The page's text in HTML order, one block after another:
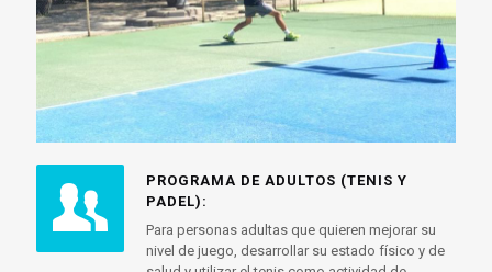
PROGRAMA DE ADULTOS (TENIS Y
PADEL):
Para personas adultas que quieren mejorar su
nivel de juego, desarrollar su estado físico y de